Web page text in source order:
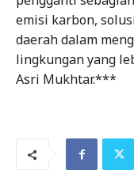
emisi karbon,
daerah dalam
lingkungan yang
Asri Mukhtar.***